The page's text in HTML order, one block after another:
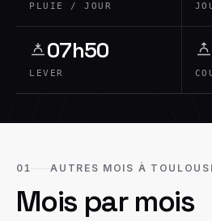
PLUIE / JOUR
07h50
LEVER
01 AUTRES MOIS À
Mois par mois